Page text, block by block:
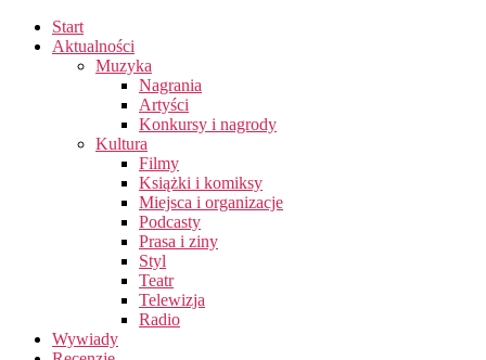
Start
Aktualności
Muzyka
Nagrania
Artyści
Konkursy i nagrody
Kultura
Filmy
Książki i komiksy
Miejsca i organizacje
Podcasty
Prasa i ziny
Styl
Teatr
Telewizja
Radio
Wywiady